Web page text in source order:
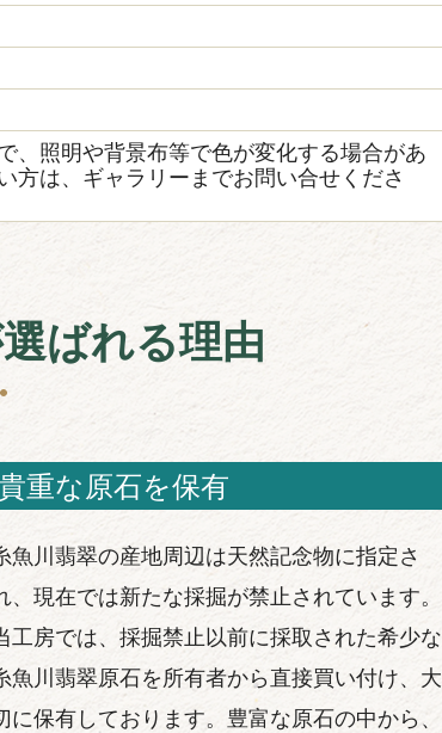
、照明や背景布等で色が変化する場合があ
方は、ギャラリーまでお問い合せくださ
ばれる理由
重な原石を保有
魚川翡翠の産地周辺は天然記念物に指定さ
、現在では新たな採掘が禁止されています。
工房では、採掘禁止以前に採取された希少な
魚川翡翠原石を所有者から直接買い付け、大
に保有しております。豊富な原石の中から、